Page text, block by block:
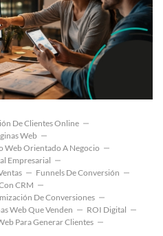
De Clientes Online
Web
Web Orientado A Negocio
Empresarial
Funnels De Conversión
CRM
De Conversiones
Web Que Venden
ROI Digital
Para Generar Clientes